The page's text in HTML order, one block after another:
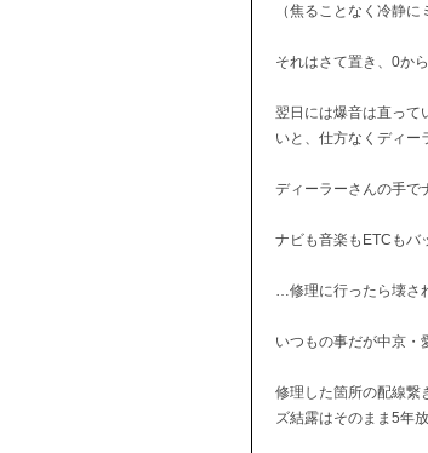
（焦ることなく冷静に
それはさて置き、0か
翌日には爆音は直って
いと、仕方なくディー
ディーラーさんの手で
ナビも音楽もETCもバ
…修理に行ったら壊さ
いつもの事だが中京・
修理した箇所の配線繋
ズ結露はそのまま5年